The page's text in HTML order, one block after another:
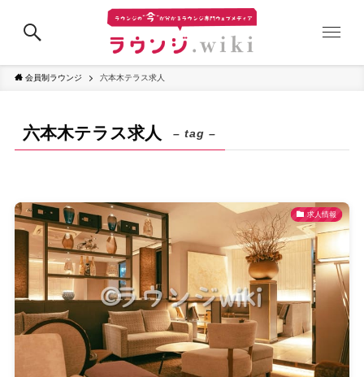
会員制ラウンジ 六本木テラス求人
六本木テラス求人 – tag –
求人情報